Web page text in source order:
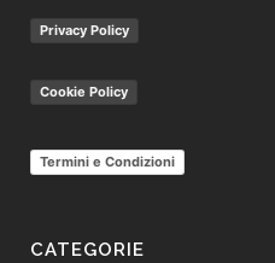
Privacy Policy
Cookie Policy
Termini e Condizioni
CATEGORIE